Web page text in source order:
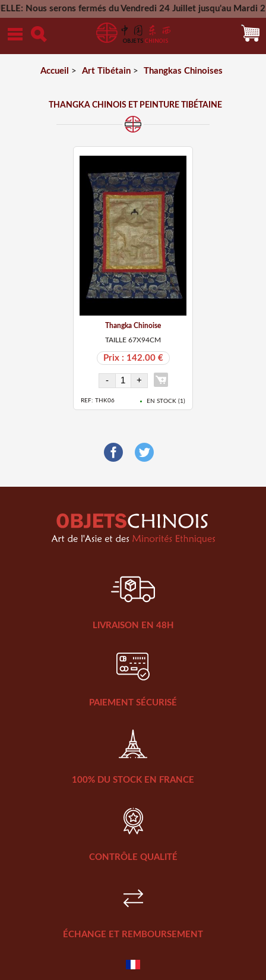
Nous serons fermés du Vendredi 24 Juillet jusqu'au Mardi
Mercredi 26
Accueil > Art Tibétain > Thangkas Chinoises
THANGKA CHINOIS ET PEINTURE TIBÉTAINE
Thangka Chinoise
TAILLE 67X94CM
Prix : 142.00 €
REF: THK06 EN STOCK ( 1)
LIVRAISON EN 48H
PAIEMENT SÉCURISÉ
100% DU STOCK EN FRANCE
CONTRÔLE QUALITÉ
ÉCHANGE ET REMBOURSEMENT